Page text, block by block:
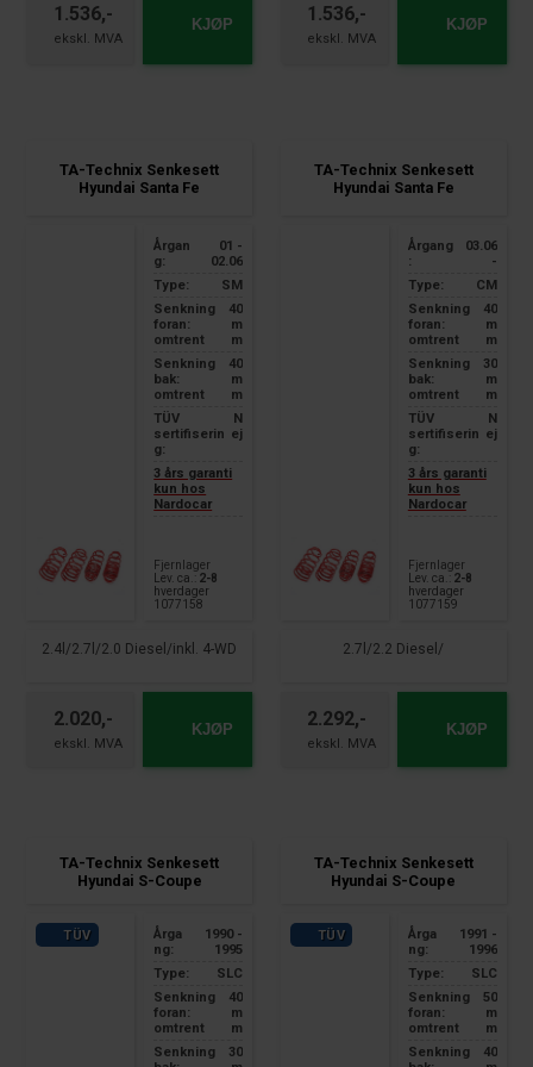
1.536,- KJØP 1.536,- KJØP
TA-Technix Senkesett
Hyundai Santa Fe
Årgan
g:
01 -
02.06
Type:
SM
Senkning
foran:
omtrent
40
m
m
Senkning
bak:
omtrent
40
m
m
TÜV
sertifiserin
g:
N
ej
3 års garanti
kun hos
Nardocar
Fjernlager
Lev. ca.: 2-8
hverdager
1077158
2.4l/2.7l/2.0 Diesel/inkl. 4-WD
2.020,- KJØP
TA-Technix Senkesett
Hyundai Santa Fe
Årgang
:
03.06
-
Type:
CM
Senkning
foran:
omtrent
40
m
m
Senkning
bak:
omtrent
30
m
m
TÜV
sertifiserin
g:
N
ej
3 års garanti
kun hos
Nardocar
Fjernlager
Lev. ca.:
2-8
hverdager
1077159
2.7l/2.2 Diesel/
2.292,- KJØP
TA-Technix Senkesett
Hyundai S-Coupe
TÜV
Årga
ng:
1990 -
1995
Type:
SLC
Senkning
foran:
omtrent
40
m
m
Senkning
30
TA-Technix Senkesett
Hyundai S-Coupe
TÜV
Årga
ng:
1991 -
1996
Type:
SLC
Senkning
foran:
omtrent
50
m
m
Senkning
40